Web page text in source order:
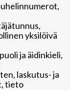
yksilöivä
ja äidinkieli,
laskutus- ja
tieto